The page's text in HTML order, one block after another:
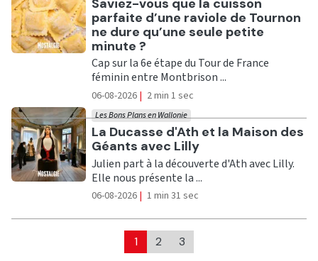
parfaite d’une raviole de Tournon
ne dure qu’une seule petite
minute ?
Cap sur la 6e étape du Tour de France
féminin entre Montbrison ...
06-08-2026 | 2 min 1 sec
Ecouter
La Ducasse d'Ath et la Maison des
Géants avec Lilly
Les Bons Plans en Wallonie
Julien part à la découverte d'Ath avec Lilly.
Elle nous présente la ...
06-08-2026 | 1 min 31 sec
1 2 3